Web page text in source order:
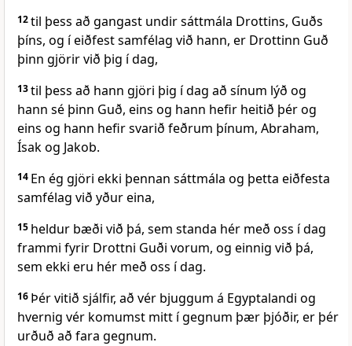
12til þess að gangast undir sáttmála Drottins, Guðs
þíns, og í eiðfest samfélag við hann, er Drottinn Guð
þinn gjörir við þig í dag,
13til þess að hann gjöri þig í dag að sínum lýð og
hann sé þinn Guð, eins og hann hefir heitið þér og
eins og hann hefir svarið feðrum þínum, Abraham,
Ísak og Jakob.
14 En ég gjöri ekki þennan sáttmála og þetta eiðfesta
samfélag við yður eina,
15 heldur bæði við þá, sem standa hér með oss í dag
frammi fyrir Drottni Guði vorum, og einnig við þá,
sem ekki eru hér með oss í dag.
16 Þér vitið sjálfir, að vér bjuggum á Egyptalandi og
hvernig vér komumst mitt í gegnum þær þjóðir, er þér
urðuð að fara gegnum.